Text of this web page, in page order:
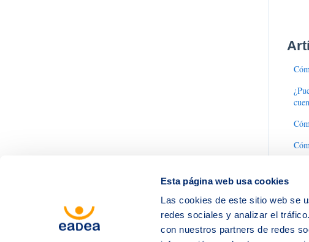
Esta página web usa cookies
Las cookies de este sitio web se
redes sociales y analizar el
con nuestros partners de redes